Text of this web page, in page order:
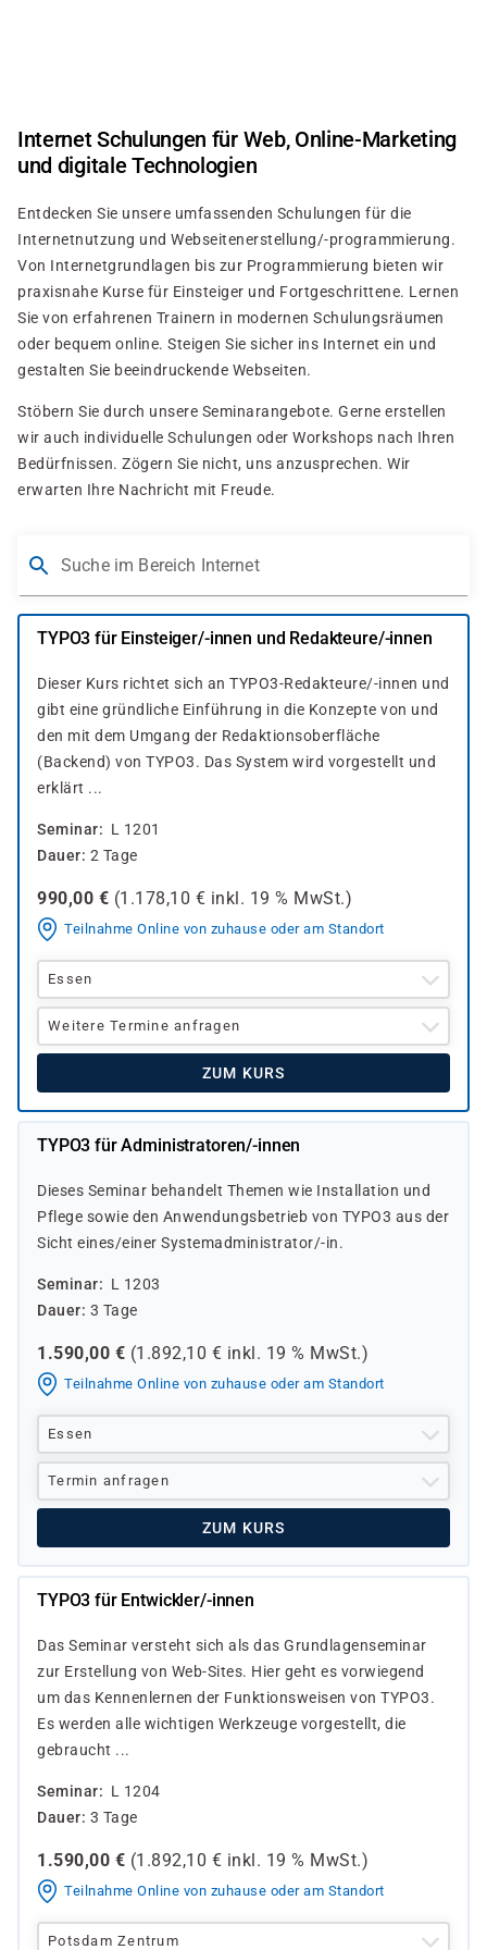
Internet Schulungen für Web, Online-Marketing
und digitale Technologien
Entdecken Sie unsere umfassenden Schulungen für die
Internetnutzung und Webseitenerstellung/-programmierung.
Von Internetgrundlagen bis zur Programmierung bieten wir
praxisnahe Kurse für Einsteiger und Fortgeschrittene. Lernen
Sie von erfahrenen Trainern in modernen Schulungsräumen
oder bequem online. Steigen Sie sicher ins Internet ein und
gestalten Sie beeindruckende Webseiten.
Stöbern Sie durch unsere Seminarangebote. Gerne erstellen
wir auch individuelle Schulungen oder Workshops nach Ihren
Bedürfnissen. Zögern Sie nicht, uns anzusprechen. Wir
erwarten Ihre Nachricht mit Freude.
Suche im Bereich Internet
TYPO3 für Einsteiger/-innen und Redakteure/-innen
Dieser Kurs richtet sich an TYPO3-Redakteure/-innen und
gibt eine gründliche Einführung in die Konzepte von und
den mit dem Umgang der Redaktionsoberfläche
(Backend) von TYPO3. Das System wird vorgestellt und
erklärt ...
Seminar
L 1201
Dauer 2 Tage
990,00 € (1.178,10 € inkl. 19 % MwSt.)
Teilnahme Online von zuhause oder am Standort
Essen
Weitere Termine anfragen
ZUM KURS
TYPO3 für Administratoren/-innen
Dieses Seminar behandelt Themen wie Installation und
Pflege sowie den Anwendungsbetrieb von TYPO3 aus der
Sicht eines/einer Systemadministrator/-in.
Seminar
L 1203
Dauer 3 Tage
1.590,00 € (1.892,10 € inkl. 19 % MwSt.)
Teilnahme Online von zuhause oder am Standort
Essen
Termin anfragen
ZUM KURS
TYPO3 für Entwickler/-innen
Das Seminar versteht sich als das Grundlagenseminar
zur Erstellung von Web-Sites. Hier geht es vorwiegend
um das Kennenlernen der Funktionsweisen von TYPO3.
Es werden alle wichtigen Werkzeuge vorgestellt, die
gebraucht ...
Seminar
L 1204
Dauer 3 Tage
1.590,00 € (1.892,10 € inkl. 19 % MwSt.)
Teilnahme Online von zuhause oder am Standort
Potsdam Zentrum